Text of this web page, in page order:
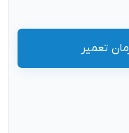
تعمیر